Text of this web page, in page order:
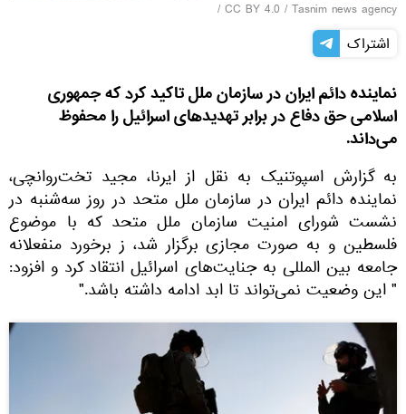
CC BY 4.0 / Tasnim news agency
/
اشتراک
نماینده دائم ایران در سازمان ملل تاکید کرد که جمهوری
اسلامی حق دفاع در برابر تهدیدهای اسرائیل را محفوظ
می‌داند.
به گزارش اسپوتنیک به نقل از ایرنا، مجید تخت‌روانچی،
نماینده دائم ایران در سازمان ملل متحد در روز سه‌شنبه در
نشست شورای امنیت سازمان ملل متحد که با موضوع
فلسطین و به صورت مجازی برگزار شد، ز برخورد منفعلانه
جامعه بین المللی به جنایت‌های اسرائیل انتقاد کرد و افزود:
" این وضعیت نمی‌تواند تا ابد ادامه داشته باشد."